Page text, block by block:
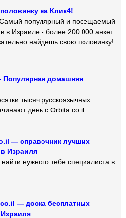
на Клик4!
популярный и посещаемый
в Израиле - более 200 000 анкет.
найдешь свою половинку!
домашняя
тысяч русскоязычных
день с Orbita.co.il
— справочник лучших
Израиля
нужного тебе специалиста в
— доска бесплатных